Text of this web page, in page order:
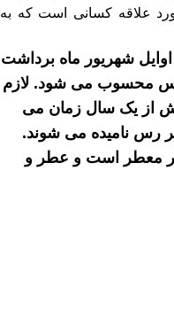
علاقه کسانی است که به
شهریور ماه برداشت
محسوب می شود. لازم
از یک سال زمان می
رس نامیده می شوند.
معطر است و عطر و